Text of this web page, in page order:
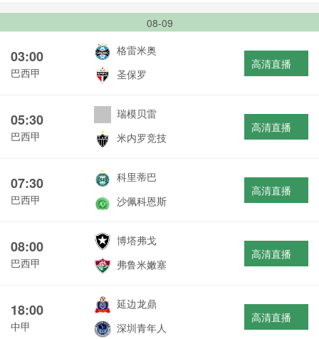
08-09
03:00
巴西甲
格雷米奥
圣保罗
高清直播
05:30
巴西甲
瑞模贝雷
米内罗竞技
高清直播
07:30
巴西甲
科里蒂巴
沙佩科恩斯
高清直播
08:00
巴西甲
博塔弗戈
弗鲁米嫩塞
高清直播
18:00
中甲
延边龙鼎
深圳青年人
高清直播